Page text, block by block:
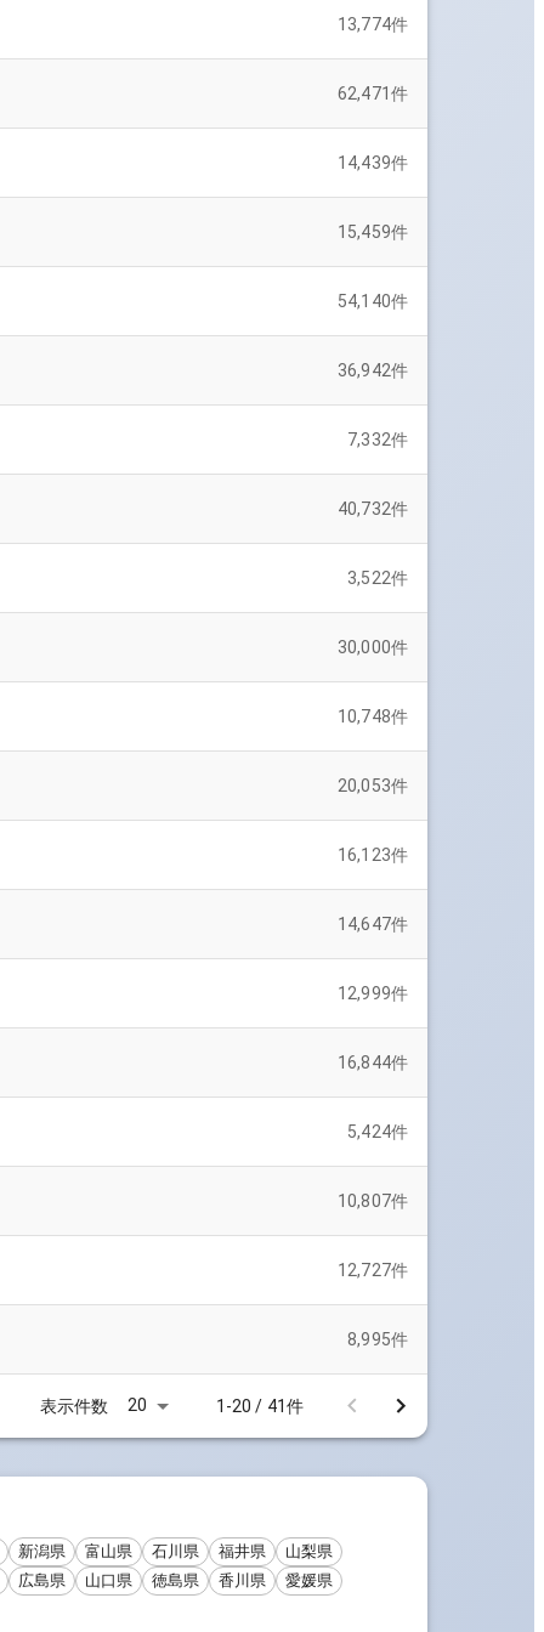
13,774件
62,471 件
14,439件
15,459件
54,140件
36,942件
7,332件
40,732件
3,522件
30,000件
10,748件
20,053件
16,123件
14,647件
12,999件
16,844件
5,424件
10,807件
12,727件
8,995件
表示件数 20 1-20 / 41件
新潟県 富山県 石川県 福井県
山梨県
広島県
山口県 徳島県 香川県 愛媛県